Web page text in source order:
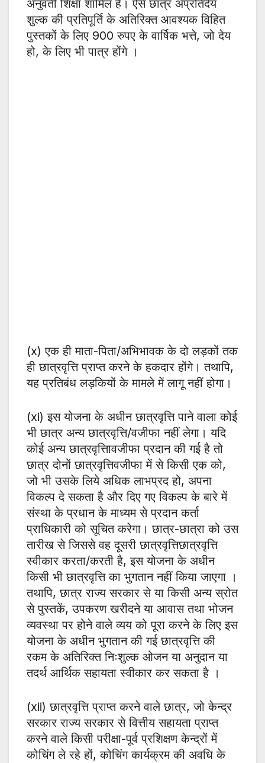
अनुवर्ती शिक्षा शामिल है। ऐसे छात्र अप्रतिदेय
शुल्क की प्रतिपूर्ति के अतिरिक्त आवश्यक विहित
पुस्तकों के लिए 900 रुपए के वार्षिक भत्ते, जो देय
हो, के लिए भी पात्र होंगे ।
(x) एक ही माता-पिता/अभिभावक के दो लड़कों तक
ही छात्रवृत्ति प्राप्त करने के हकदार होंगे। तथापि,
यह प्रतिबंध लड़कियों के मामले में लागू नहीं होगा।
(xi) इस योजना के अधीन छात्रवृत्ति पाने वाला कोई
भी छात्र अन्य छात्रवृत्ति/वजीफा नहीं लेगा। यदि
कोई अन्य छात्रवृत्तिावजीफा प्रदान की गई है तो
छात्र दोनों छात्रवृत्तिवजीफा में से किसी एक को,
जो भी उसके लिये अधिक लाभप्रद हो, अपना
विकल्प दे सकता है और दिए गए विकल्प के बारे में
संस्था के प्रधान के माध्यम से प्रदान कर्ता
प्राधिकारी को सूचित करेगा। छात्र-छात्रा को उस
तारीख से जिससे वह दूसरी छात्रवृत्तिछात्रवृत्ति
स्वीकार करता/करती है, इस योजना के अधीन
किसी भी छात्रवृत्ति का भुगतान नहीं किया जाएगा ।
तथापि, छात्र राज्य सरकार से या किसी अन्य स्रोत
से पुस्तकें, उपकरण खरीदने या आवास तथा भोजन
व्यवस्था पर होने वाले व्यय को पूरा करने के लिए इस
योजना के अधीन भुगतान की गई छात्रवृत्ति की
रकम के अतिरिक्त निःशुल्क ओजन या अनुदान या
तदर्थ आर्थिक सहायता स्वीकार कर सकता है ।
(xii) छात्रवृत्ति प्राप्त करने वाले छात्र, जो केन्द्र
सरकार राज्य सरकार से वित्तीय सहायता प्राप्त
करने वाले किसी परीक्षा-पूर्व प्रशिक्षण केन्द्रों में
कोचिंग ले रहे हों, कोचिंग कार्यक्रम की अवधि के